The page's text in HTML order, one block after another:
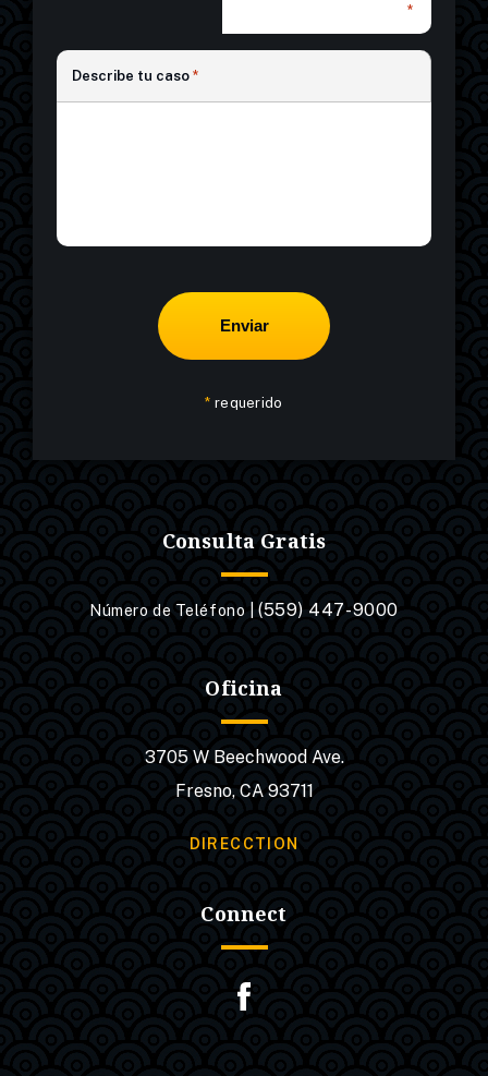
*
Describe tu caso *
* requerido
Consulta Gratis
Número de Teléfono | (559) 447-9000
Oficina
3705 W Beechwood Ave.
Fresno, CA 93711
DIRECCTION
Connect